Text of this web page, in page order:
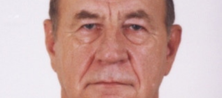
СТРУКТУРА
Президія НАН України
Апарат Президії
Секція фізико-технічних і математичних